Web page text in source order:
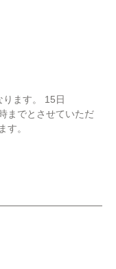
ます。 15日
までとさせていただ
す。